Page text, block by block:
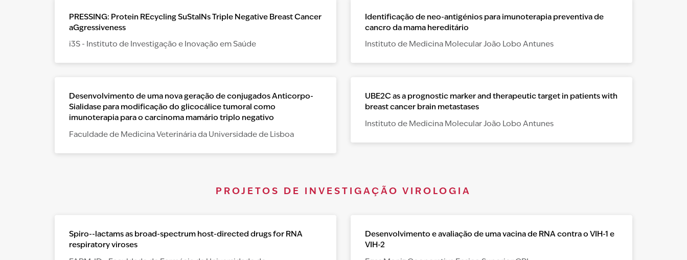
PRESSING: Protein REcycling SuStaINs Triple Negative Breast Cancer
aGgressiveness
i3S - Instituto de Investigação e Inovação em Saúde
Desenvolvimento de uma nova geração de conjugados Anticorpo-
Sialidase para modificação do glicocálice tumoral como
imunoterapia para o carcinoma mamário triplo negativo
Faculdade de Medicina Veterinária da Universidade de Lisboa
Identificação de neo-antigénios para imunoterapia preventiva de
cancro da mama hereditário
Instituto de Medicina Molecular João Lobo Antunes
UBE2C as a prognostic marker and therapeutic target in patients with
breast cancer brain metastases
Instituto de Medicina Molecular João Lobo Antunes
PROJETOS DE INVESTIGAÇÃO VIROLOGIA
Spiro--lactams as broad-spectrum host-directed drugs for RNA
respiratory viroses
Desenvolvimento e avaliação de uma vacina de RNA contra o VIH-1 e
VIH-2